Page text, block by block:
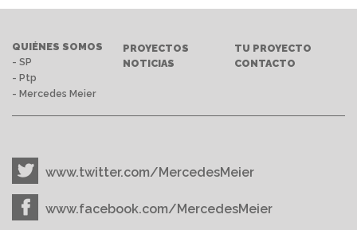
QUIÉNES SOMOS
- SP
- Ptp
- Mercedes Meier
PROYECTOS
NOTICIAS
TU PROYECTO
CONTACTO
www.twitter.com/MercedesMeier
www.facebook.com/MercedesMeier